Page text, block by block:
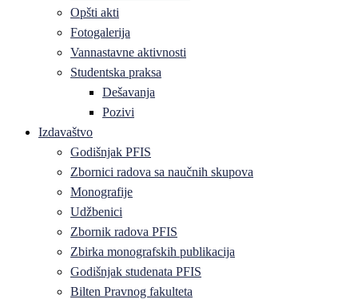
Opšti akti
Fotogalerija
Vannastavne aktivnosti
Studentska praksa
Dešavanja
Pozivi
Izdavaštvo
Godišnjak PFIS
Zbornici radova sa naučnih skupova
Monografije
Udžbenici
Zbornik radova PFIS
Zbirka monografskih publikacija
Godišnjak studenata PFIS
Bilten Pravnog fakulteta